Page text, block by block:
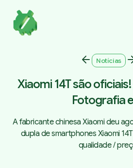
Notícias
Xiaomi 14T são
Fotografia
A fabricante chinesa Xiaomi deu
dupla de smartphones Xiaomi
qualidade /